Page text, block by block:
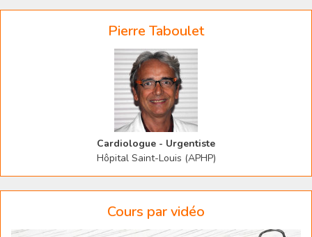
Pierre Taboulet
Cardiologue - Urgentiste
Hôpital Saint-Louis (APHP)
Cours par vidéo